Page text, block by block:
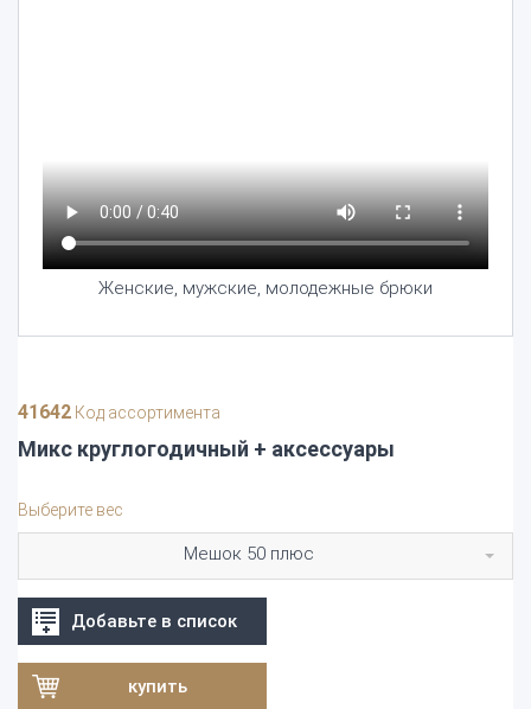
Женские, мужские, молодежные брюки
41642 Код ассортимента
Микс круглогодичный + аксессуары
Выберите вес
Мешок 50 плюс
Добавьте в список
купить